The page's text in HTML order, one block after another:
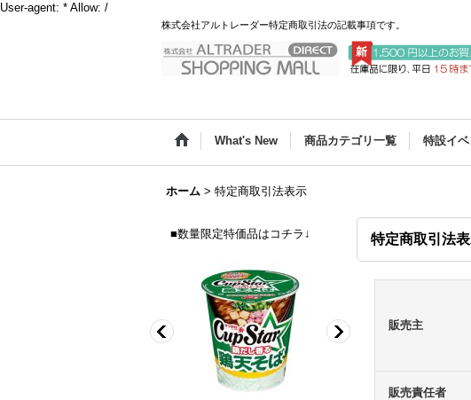
User-agent: * Allow: /
株式会社アルトレーダー特定商取引法の記載事項です。
What's New 商品カテゴリ一覧 特設イ
ホーム > 特定商取引法表示
■数量限定特価品はコチラ↓ 特定商取引法
販売主
販売責任者